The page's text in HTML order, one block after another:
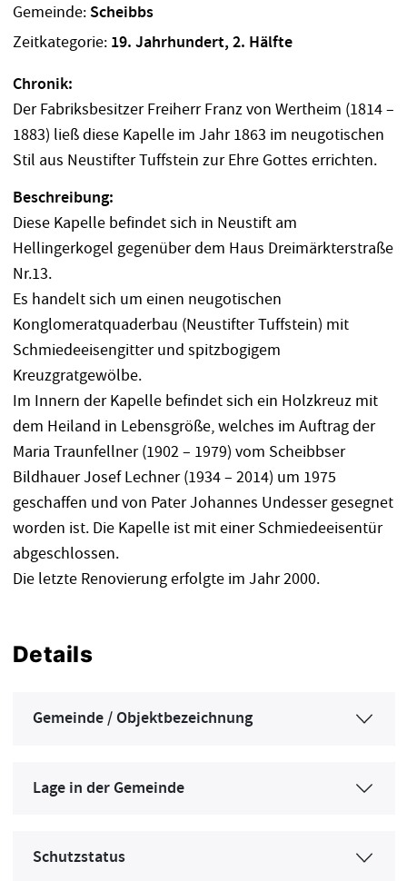
Gemeinde: Scheibbs
Zeitkategorie: 19. Jahrhundert, 2. Hälfte
Chronik:
Der Fabriksbesitzer Freiherr Franz von Wertheim (1814 –
1883) ließ diese Kapelle im Jahr 1863 im neugotischen
Stil aus Neustifter Tuffstein zur Ehre Gottes errichten.
Beschreibung:
Diese Kapelle befindet sich in Neustift am
Hellingerkogel gegenüber dem Haus Dreimärkterstraße
Nr.13.
Es handelt sich um einen neugotischen
Konglomeratquaderbau (Neustifter Tuffstein) mit
Schmiedeeisengitter und spitzbogigem
Kreuzgratgewölbe.
Im Innern der Kapelle befindet sich ein Holzkreuz mit
dem Heiland in Lebensgröße, welches im Auftrag der
Maria Traunfellner (1902 – 1979) vom Scheibbser
Bildhauer Josef Lechner (1934 – 2014) um 1975
geschaffen und von Pater Johannes Undesser gesegnet
worden ist. Die Kapelle ist mit einer Schmiedeeisentür
abgeschlossen.
Die letzte Renovierung erfolgte im Jahr 2000.
Details
Gemeinde / Objektbezeichnung
Lage in der Gemeinde
Schutzstatus